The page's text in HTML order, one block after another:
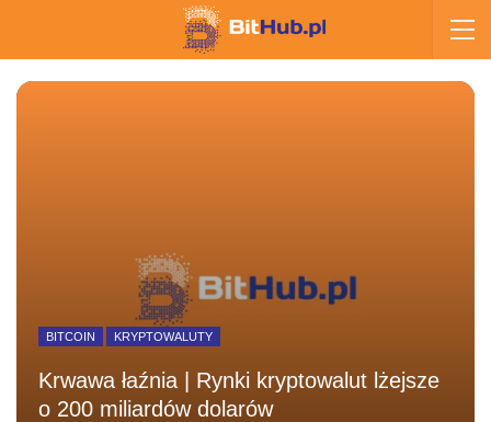
BITCOIN KRYPTOWALUTY
Krwawa łaźnia | Rynki kryptowalut lżejsze
o 200 miliardów dolarów